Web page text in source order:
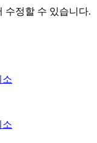
수정할 수 있습니다.
소
소